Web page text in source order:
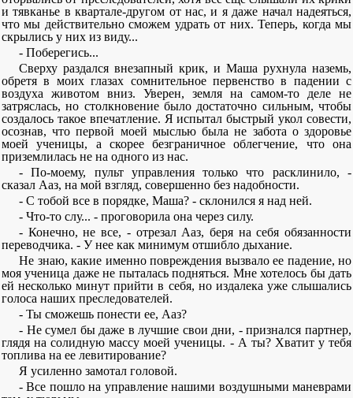
и тявканье в квартале-другом от нас, и я даже начал надеяться,
что мы действительно сможем удрать от них. Теперь, когда мы
скрылись у них из виду...
- Поберегись...
Сверху раздался внезапный крик, и Маша рухнула наземь,
обретя в моих глазах сомнительное первенство в падении с
воздуха животом вниз. Уверен, земля на самом-то деле не
затряслась, но столкновение было достаточно сильным, чтобы
создалось такое впечатление. Я испытал быстрый укол совести,
осознав, что первой моей мыслью была не забота о здоровье
моей ученицы, а скорее безграничное облегчение, что она
приземлилась не на одного из нас.
- По-моему, пульт управления только что расклинило, -
сказал Ааз, на мой взгляд, совершенно без надобности.
- С тобой все в порядке, Маша? - склонился я над ней.
- Что-то слу... - проговорила она через силу.
- Конечно, не все, - отрезал Ааз, беря на себя обязанности
переводчика. - У нее как минимум отшибло дыхание.
Не знаю, какие именно повреждения вызвало ее падение, но
моя ученица даже не пыталась подняться. Мне хотелось бы дать
ей несколько минут прийти в себя, но издалека уже слышались
голоса наших преследователей.
- Ты сможешь понести ее, Ааз?
- Не сумел бы даже в лучшие свои дни, - признался партнер,
глядя на солидную массу моей ученицы. - А ты? Хватит у тебя
топлива на ее левитирование?
Я усиленно замотал головой.
- Все пошло на управление нашими воздушными маневрами